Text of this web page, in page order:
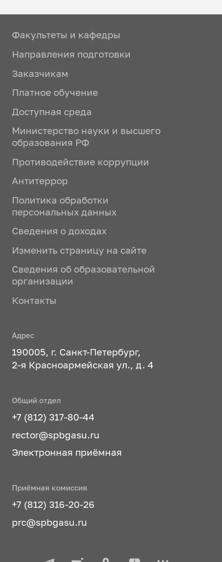
Факультеты и кафедры
Направления подготовки
Заказчикам
Платное обучение
Доступная среда
Министерство науки и высшего
образования РФ
Противодействие коррупции
Антитеррор
Политика обработки
персональных данных
Сведения о доходах
Изменить страницу на сайте
Сведения об образовательной
организации
Контакты
Адрес
190005, г. Санкт-Петербург,
2-я Красноармейская ул., д. 4
Общий отдел
+7 (812) 317-80-44
rector@spbgasu.ru
Электронная приёмная
Приёмная комиссия
+7 (812) 316-20-26
prc@spbgasu.ru